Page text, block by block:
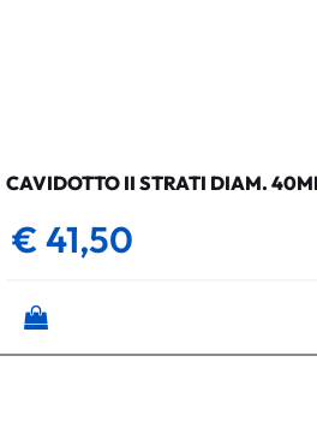
CAVIDOTTO II STRATI DIAM.
€ 41,50
Quantità